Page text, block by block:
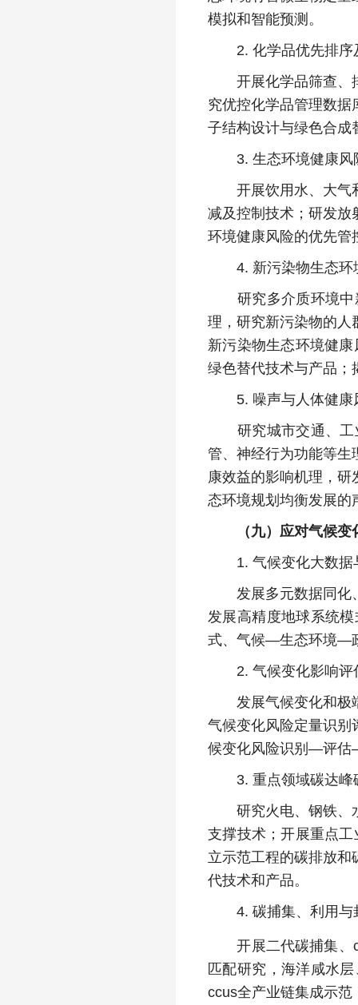
模拟和智能预测。
2. 化学品优先排序
开展化学品筛查、排
究优控化学品管理数
子结构设计与绿色合成
3. 生态环境健康风
开展饮用水、大气和
减及控制技术；研发放
环境健康风险的优先管
4. 新污染物生态环
研究多介质环境中新
理，研究新污染物的人
新污染物生态环境健
绿色替代技术与产品；
5. 噪声与人体健康
研究城市交通、工业
管、神经行为功能等
康效益的影响机理，
态环境规划均衡发展的
（九）应对气候变
1. 气候变化大数据
发展多元数据同化、
发展高精度地球系统
式、气候—生态环境—
2. 气候变化影响评
发展气候变化和极端
气候变化风险定量识别
候变化风险识别—评估
3. 重点领域碳达峰
研究火电、钢铁、水
支撑技术；开展重点
立示范工程的碳排放
代技术和产品。
4. 碳捕集、利用与
开展二代碳捕集、
匹配研究，海洋咸水
ccus全产业链集成示